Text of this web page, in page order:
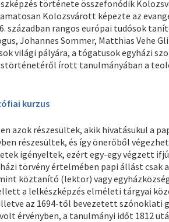
története összefonódik
Kolozsvárott képezte az
században rangos európai tudósok
Johannes Sommer, Matthias Vehe
világi pályára, a tógatusok egyházi
írott tanulmányában a
kurzus
azok részesültek, akik hivatásukul a
részesültek, és így önerőből
igényeltek, ezért egy-egy végzett
törvény értelmében papi állást
köztanító (lektor) vagy
a lelkészképzés elméleti tárgyai
az 1694-től bevezetett szónoklati
érvényben, a tanulmányi időt 1812